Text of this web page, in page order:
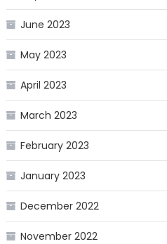
June 2023
May 2023
April 2023
March 2023
February 2023
January 2023
December 2022
November 2022